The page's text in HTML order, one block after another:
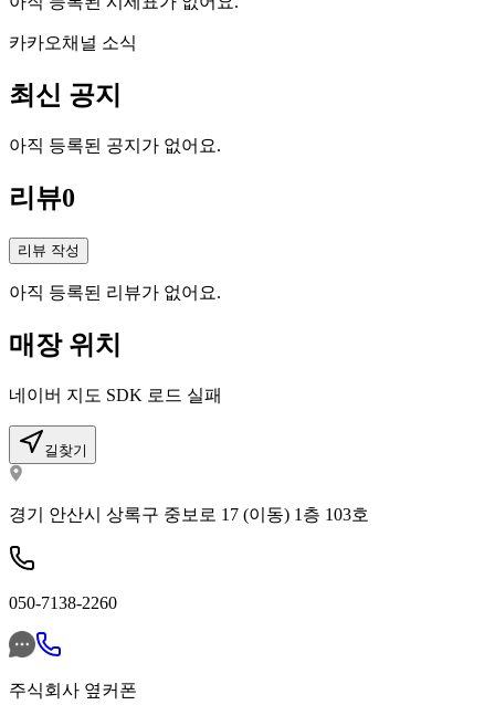
카카오채널 소식
최신 공지
아직 등록된 공지가 없어요.
리뷰0
리뷰 작성
아직 등록된 리뷰가 없어요.
매장 위치
네이버 지도 SDK 로드 실패
길찾기
경기 안산시 상록구 중보로 17 (이동) 1층 103호
050-7138-2260
주식회사 옆커폰